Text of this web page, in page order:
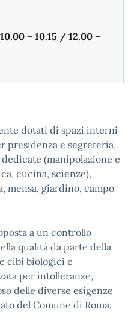
– 10.15 / 12.00 –
dotati di spazi interni
presidenza e segreteria,
(manipolazione e
cucina, scienze),
mensa, giardino, campo
a un controllo
qualità da parte della
cibi biologici e
per intolleranze,
delle diverse esigenze
del Comune di Roma.